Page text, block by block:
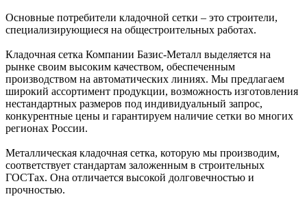
Основные потребители кладочной сетки – это строители,
специализирующиеся на общестроительных работах.
Кладочная сетка Компании Базис-Металл выделяется на
рынке своим высоким качеством, обеспеченным
производством на автоматических линиях. Мы предлагаем
широкий ассортимент продукции, возможность изготовления
нестандартных размеров под индивидуальный запрос,
конкурентные цены и гарантируем наличие сетки во многих
регионах России.
Металлическая кладочная сетка, которую мы производим,
соответствует стандартам заложенным в строительных
ГОСТах. Она отличается высокой долговечностью и
прочностью.